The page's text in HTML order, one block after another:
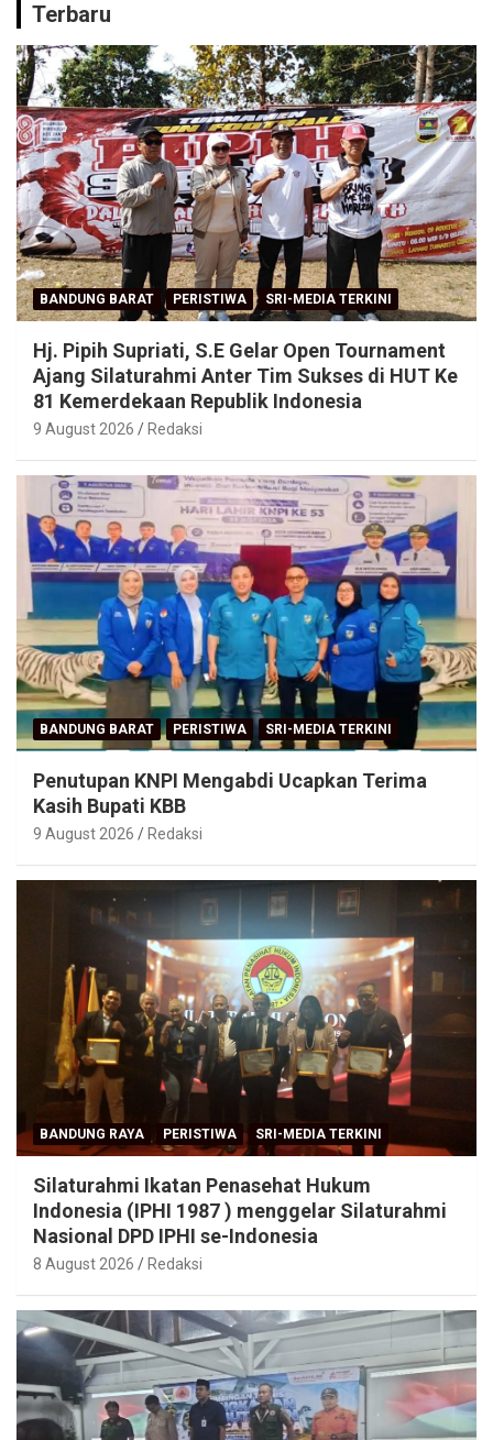
Terbaru
BANDUNG BARAT PERISTIWA SRI-MEDIA TERKINI
Hj. Pipih Supriati, S.E Gelar Open Tournament
Ajang Silaturahmi Anter Tim Sukses di HUT Ke
81 Kemerdekaan Republik Indonesia
9 August 2026 Redaksi
BANDUNG BARAT PERISTIWA SRI-MEDIA TERKINI
Penutupan KNPI Mengabdi Ucapkan Terima
Kasih Bupati KBB
9 August 2026 Redaksi
BANDUNG RAYA PERISTIWA SRI-MEDIA TERKINI
Silaturahmi Ikatan Penasehat Hukum
Indonesia (IPHI 1987 ) menggelar Silaturahmi
Nasional DPD IPHI se-Indonesia
8 August 2026 Redaksi